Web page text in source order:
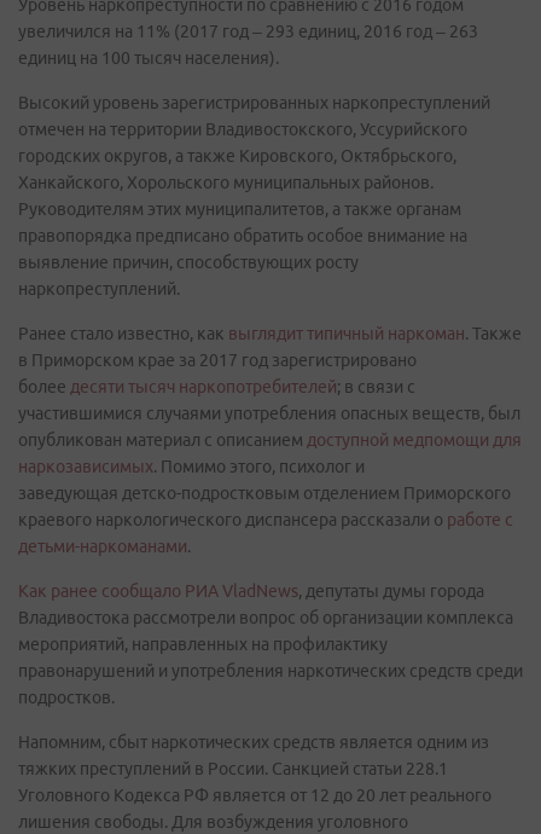
Уровень наркопреступности по сравнению с 2016 годом
увеличился на 11% (2017 год – 293 единиц, 2016 год – 263
единиц на 100 тысяч населения).
Высокий уровень зарегистрированных наркопреступлений
отмечен на территории Владивостокского, Уссурийского
городских округов, а также Кировского, Октябрьского,
Ханкайского, Хорольского муниципальных районов.
Руководителям этих муниципалитетов, а также органам
правопорядка предписано обратить особое внимание на
выявление причин, способствующих росту
наркопреступлений.
Ранее стало известно, как выглядит типичный наркоман. Также
в Приморском крае за 2017 год зарегистрировано
более десяти тысяч наркопотребителей; в связи с
участившимися случаями употребления опасных веществ, был
опубликован материал с описанием доступной медпомощи для
наркозависимых. Помимо этого, психолог и
заведующая детско-подростковым отделением Приморского
краевого наркологического диспансера рассказали о работе с
детьми-наркоманами.
Как ранее сообщало РИА VladNews, депутаты думы города
Владивостока рассмотрели вопрос об организации комплекса
мероприятий, направленных на профилактику
правонарушений и употребления наркотических средств среди
подростков.
Напомним, сбыт наркотических средств является одним из
тяжких преступлений в России. Санкцией статьи 228.1
Уголовного Кодекса РФ является от 12 до 20 лет реального
лишения свободы. Для возбуждения уголовного